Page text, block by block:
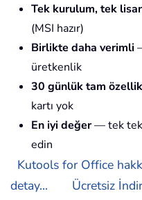
Tek kurulum, tek
(MSI hazır)
Birlikte daha verimli
üretkenlik
30 günlük tam
kartı yok
En iyi değer— tek tek
edin
Kutools for Office
detay...
Ücretsiz